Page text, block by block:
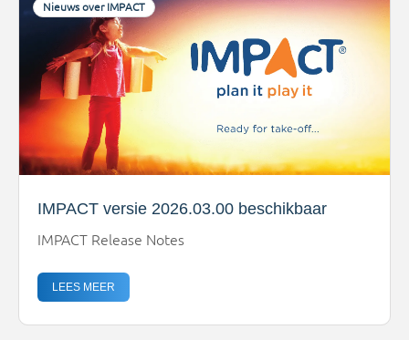
Nieuws over IMPACT
IMPACT versie 2026.03.00 beschikbaar
IMPACT Release Notes
LEES MEER